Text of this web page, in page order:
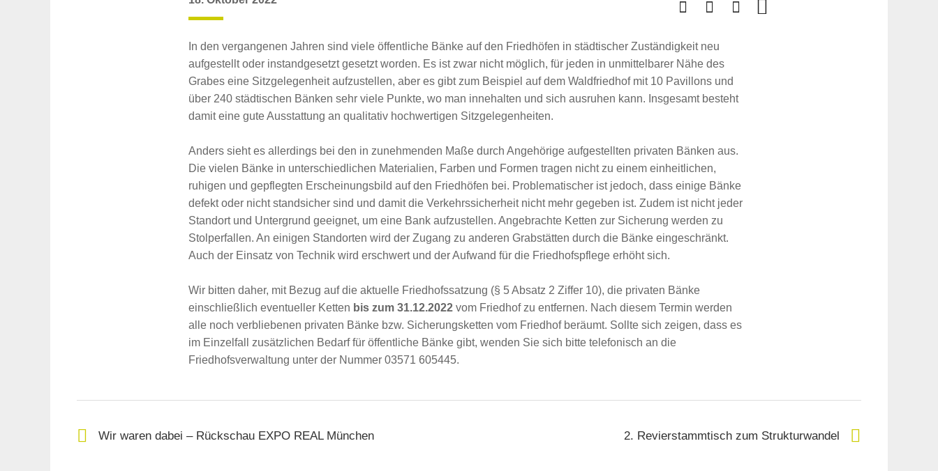
Suche
In den vergangenen Jahren sind viele öffentliche Bänke auf den Friedhöfen in städtischer Zuständigkeit neu
aufgestellt oder instandgesetzt gesetzt worden. Es ist zwar nicht möglich, für jeden in unmittelbarer Nähe des
Grabes eine Sitzgelegenheit aufzustellen, aber es gibt zum Beispiel auf dem Waldfriedhof mit 10 Pavillons und
über 240 städtischen Bänken sehr viele Punkte, wo man innehalten und sich ausruhen kann. Insgesamt besteht
damit eine gute Ausstattung an qualitativ hochwertigen Sitzgelegenheiten.
Anders sieht es allerdings bei den in zunehmenden Maße durch Angehörige aufgestellten privaten Bänken aus.
Die vielen Bänke in unterschiedlichen Materialien, Farben und Formen tragen nicht zu einem einheitlichen,
ruhigen und gepflegten Erscheinungsbild auf den Friedhöfen bei. Problematischer ist jedoch, dass einige Bänke
defekt oder nicht standsicher sind und damit die Verkehrssicherheit nicht mehr gegeben ist. Zudem ist nicht jeder
Standort und Untergrund geeignet, um eine Bank aufzustellen. Angebrachte Ketten zur Sicherung werden zu
Stolperfallen. An einigen Standorten wird der Zugang zu anderen Grabstätten durch die Bänke eingeschränkt.
Auch der Einsatz von Technik wird erschwert und der Aufwand für die Friedhofspflege erhöht sich.
Wir bitten daher, mit Bezug auf die aktuelle Friedhofssatzung (§ 5 Absatz 2 Ziffer 10), die privaten Bänke
einschließlich eventueller Ketten bis zum 31.12.2022 vom Friedhof zu entfernen. Nach diesem Termin werden
alle noch verbliebenen privaten Bänke bzw. Sicherungsketten vom Friedhof beräumt. Sollte sich zeigen, dass es
im Einzelfall zusätzlichen Bedarf für öffentliche Bänke gibt, wenden Sie sich bitte telefonisch an die
Friedhofsverwaltung unter der Nummer 03571 605445.
Wir waren dabei – Rückschau EXPO REAL München 2. Revierstammtisch zum Strukturwandel